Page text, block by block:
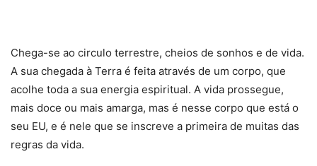
Chega-se ao circulo terrestre, cheios de sonhos e de vida.
A sua chegada à Terra é feita através de um corpo, que
acolhe toda a sua energia espiritual. A vida prossegue,
mais doce ou mais amarga, mas é nesse corpo que está o
seu EU, e é nele que se inscreve a primeira de muitas das
regras da vida.